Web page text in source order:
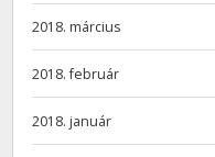
2018. március
2018. február
2018. január